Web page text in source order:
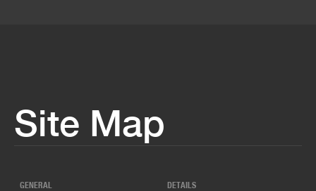
Site Map
GENERAL DETAILS